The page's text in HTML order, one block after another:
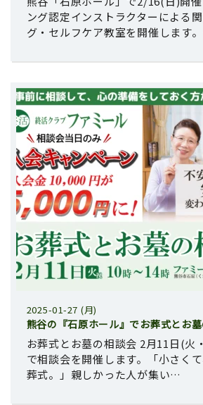
ング認定インストラクターによる
グ・セルフケア教室を開催します
2025-01-27 (月)
熊谷の『石原ホール』でお葬式とお墓
お葬式とお墓の相談会 2月11日(火
で相談会を開催します。「小さく
葬式。」親しかった人が集い…